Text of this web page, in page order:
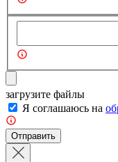
загрузите файлы
Я соглашаюсь на
Отправить